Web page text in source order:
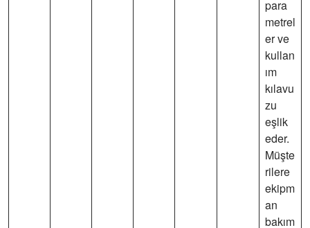
para
metrel
er ve
kullan
ım
kılavu
zu
eşlik
eder.
Müşte
rilere
ekipm
an
bakım